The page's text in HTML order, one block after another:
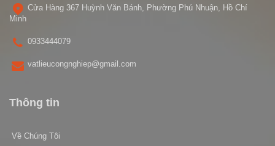
Cửa Hàng 367 Huỳnh Văn Bánh, Phường Phú Nhuận, Hồ Chí
Minh
0933444079
vatlieucongnghiep@gmail.com
Thông tin
Về Chúng Tôi